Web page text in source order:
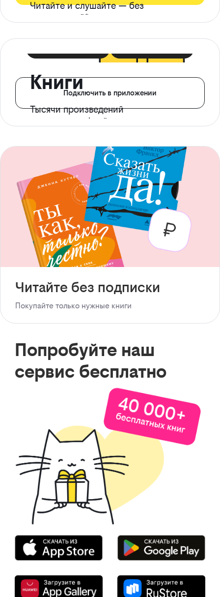
Читайте и слушайте — без
ограничений*
Книги
Тысячи произведений
с доступом офлайн
Подключить в приложении
Читайте без подписки
Покупайте только нужные книги
Попробуйте наш
сервис бесплатно